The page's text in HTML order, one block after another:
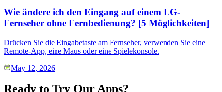
Wie ändere ich den Eingang auf einem LG-
Fernseher ohne Fernbedienung? [5 Möglichkeiten]
Drücken Sie die Eingabetaste am Fernseher, verwenden Sie eine
Remote-App, eine Maus oder eine Spielekonsole.
May 12, 2026
Ready to Try Our Apps?